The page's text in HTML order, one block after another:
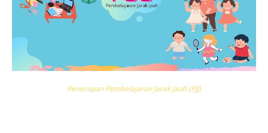
Penerapan Pembelajaran Jarak Jauh (PJJ)